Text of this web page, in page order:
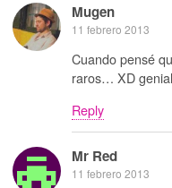
Mugen
11 febrero 2013
Cuando pensé
raros… XD genial
Reply
Mr Red
11 febrero 2013